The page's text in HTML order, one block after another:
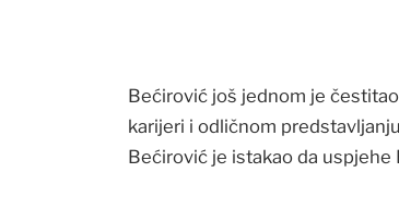
Bećirović još jednom je
karijeri i odličnom
Bećirović je istakao da